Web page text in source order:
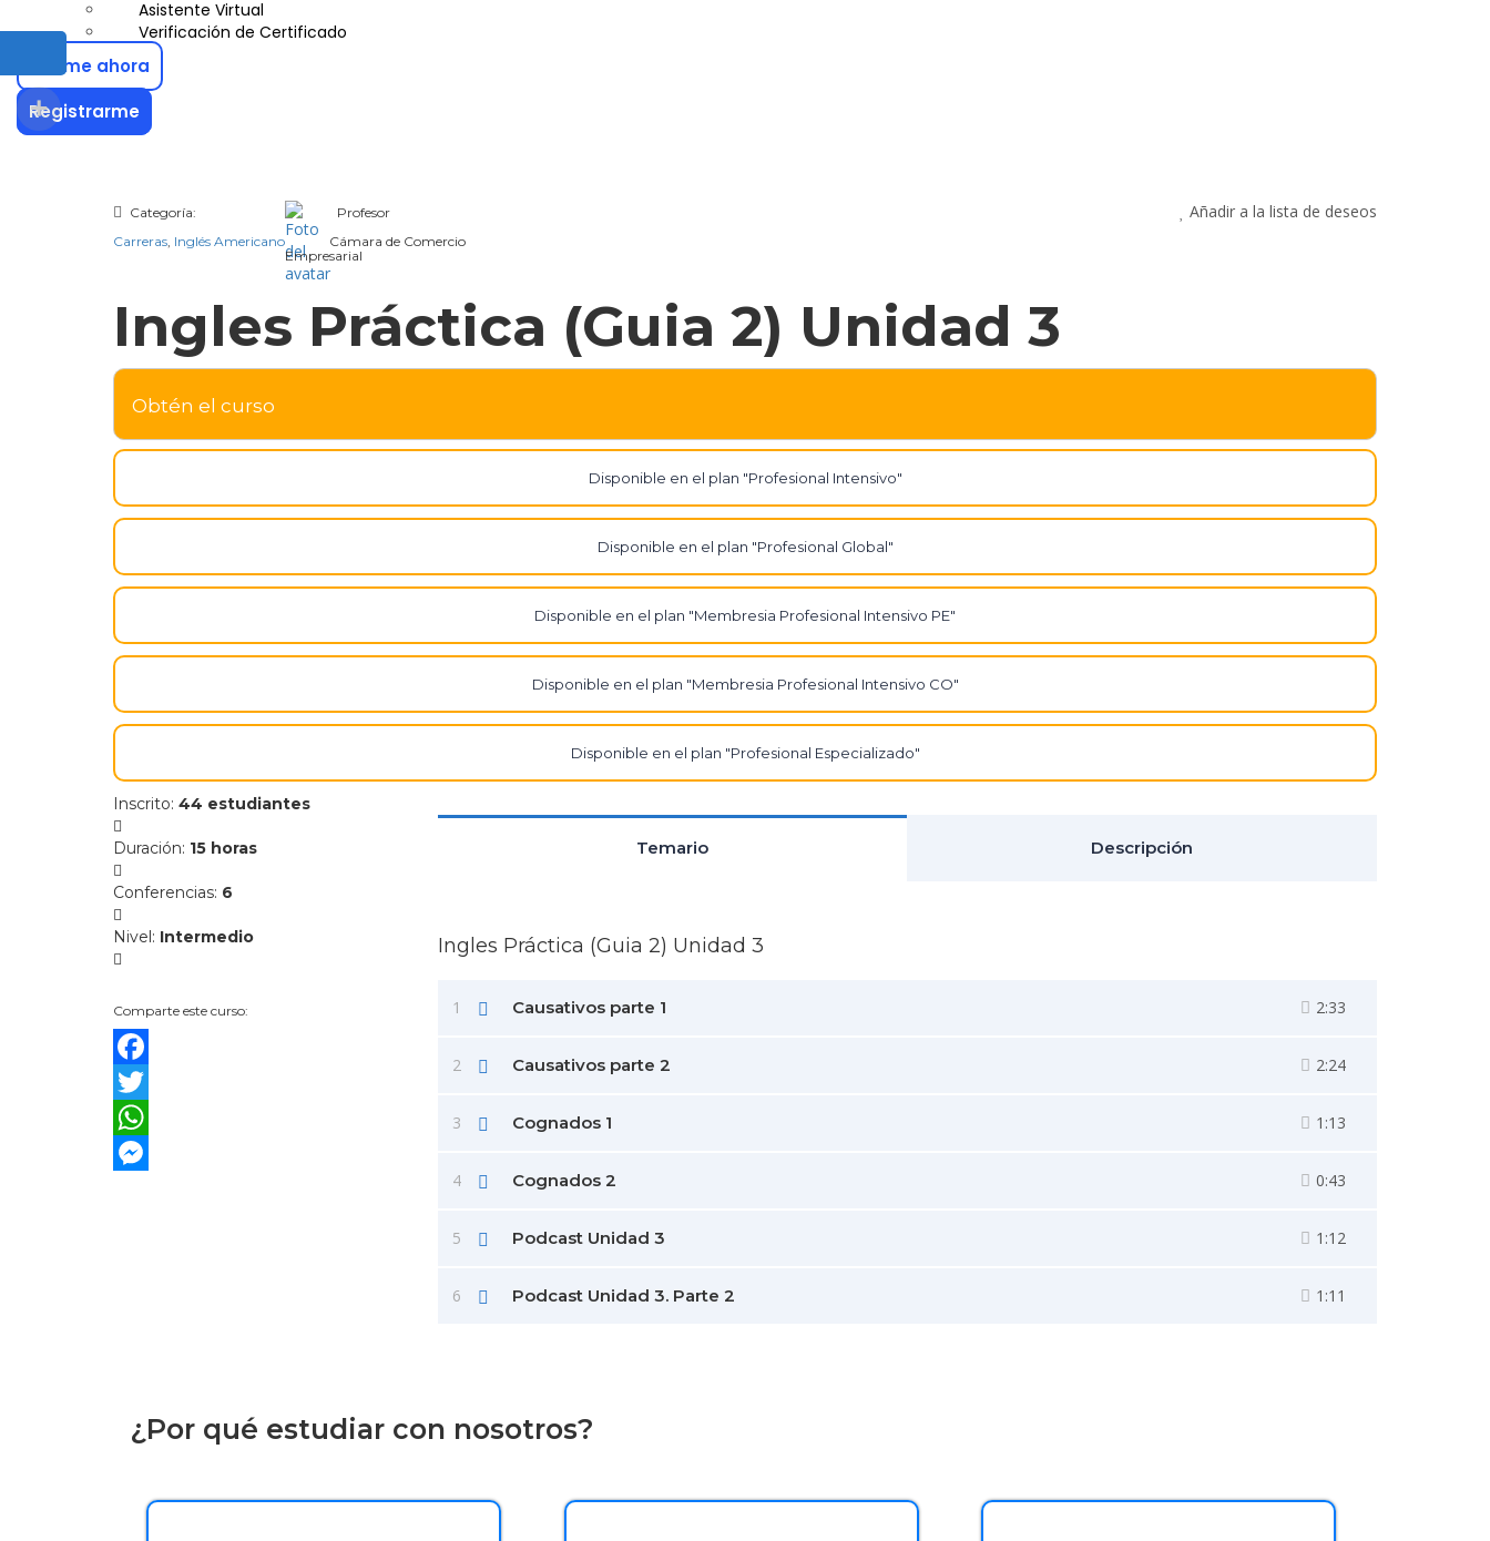
Asistente Virtual
Verificación de Certificado
Unirme ahora
Registrarme
Categoría:
Carreras, Inglés Americano
Profesor
Cámara de Comercio
Empresarial
Añadir a la lista de deseos
Ingles Práctica (Guia 2) Unidad 3
Obtén el curso
Disponible en el plan "Profesional Intensivo"
Disponible en el plan "Profesional Global"
Disponible en el plan "Membresia Profesional Intensivo PE"
Disponible en el plan "Membresia Profesional Intensivo CO"
Disponible en el plan "Profesional Especializado"
Inscrito: 44 estudiantes
Duración: 15 horas
Conferencias: 6
Nivel: Intermedio
Comparte este curso:
Facebook
Twitter
WhatsApp
Temario Descripción
Ingles Práctica (Guia 2) Unidad 3
1 Causativos parte 1 2:33
2 Causativos parte 2 2:24
3 Cognados 1 1:13
4 Cognados 2 0:43
5 Podcast Unidad 3 1:12
6 Podcast Unidad 3. Parte 2 1:11
¿Por qué estudiar con nosotros?